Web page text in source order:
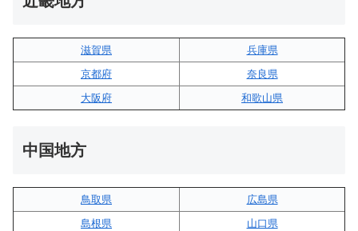
滋賀県
兵庫県
京都府
奈良県
大阪府
和歌山県
中国地方
鳥取県
広島県
島根県
山口県